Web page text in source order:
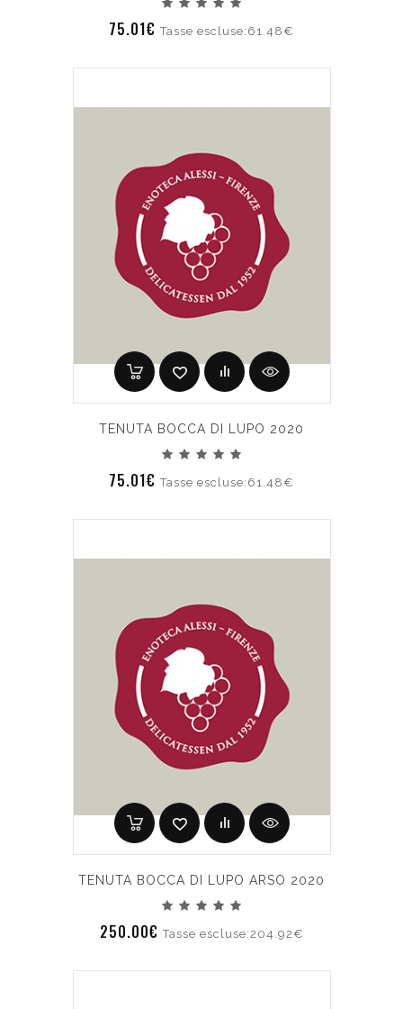
75.01€Tasse escluse:61.48€
TENUTA BOCCA DI LUPO 2020
75.01€Tasse escluse:61.48€
TENUTA BOCCA DI LUPO ARSO 2020
250.00€Tasse escluse:204.92€